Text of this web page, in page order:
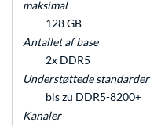
maksimal
128 GB
Antallet af base
2x DDR5
Understøttede standarder
bis zu DDR5-8200+
Kanaler